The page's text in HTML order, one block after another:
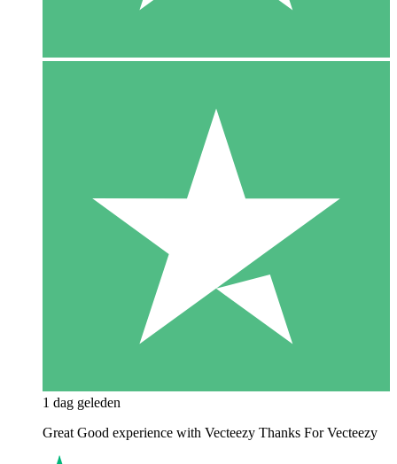
1 dag geleden
Great Good experience with Vecteezy Thanks For Vecteezy